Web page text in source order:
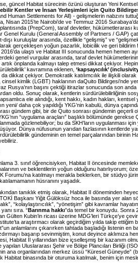
ise, güncel Habitat sürecinin özünü oluşturan Yeni
Kentler ve İnsan Yerleşimleri için Quito
Human Settlements for All) - gelişmelerin nabzını
Nisan 2015’te Nairobi’de ve Temmuz 2016
(PrepCom), taraf devletler, hükümetlerarası
Kurulu (General Assembly of Partners / GAP)
kuruluşlar arasında, özellikle “gelişmiş” ve
gerçekleşen yoğun pazarlık, lobicilik ve geri bildirim
ulaştı ve Habitat III sonucunda hemen hemen
genel vurgular arasında, taraf devlet
önplanda kalmayı talep etmesi dikkat çekiyor.
kavramına eklenen, ‘kapsayıcılık’
da dikkat çekiyor. Demokratik katılımcılık ile ilişkili olarak
cinsel kimlik (LGBT) haklarının daQuito Bildirgesi’nde
Rusya’nın başını çektiği itirazlar sonucunda son anda
oldu. Sonuç olarak, kentlerin sürdürülebilirliğinin
ele alındığı, kent hakkı, kadın hakları, kentsel
yeni/ daha çok yapıldığı YKG’nin kabulü, dünya
gündem gibi, bir de Quito sonrası gündemin geçerli
“uygulama araçları” başlıklı bölümünde gerekse
gözlenebiliyor; bu da SKH’ların uygulanması için
Dünya nüfusunun yarıdan fazlasının kentlerde
gündeminin en temel parçalarından birinin
3. sınıf öğrencisiyken, Habitat II öncesinde
ve beklentilerin yoğun olduğunu hatırlıyorum;
Forumu’na katılmayı merakla beklerken, bir stüdyo
hüsranını yaşadık.
tanıklık etmiş olarak, Habitat II döneminden
TOKİ Başkanı Yiğit Gülöksüz hoca ile basında yer alan
“kolaylaştırıcılık”, “yönetişim” gibi kavramlar
sıra. “Barınma hakkı”da temel bir konuydu. Sonra
Gülten Kubin’in ricası üzerine MDG’leri Türkçe’ye
araştırmacı olarak geçirdiğim yılda takip ettiğim
anlamlarını çıkarırken tahtada başladığı listenin en
başarıp sevinmiştim, konut deyince aklımıza
Habitat II yıllarından bize içselleşmiş bir kazanım
yapılan Uluslararası Şehir ve Bölge Plancıları Birliği
ana organlarından merkez üssü “Küresel Güneyde”
binasında bir oturuma katılmak, benim için